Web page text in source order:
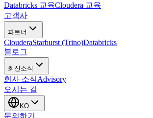
Databricks 교육Cloudera 교육
고객사
파트너
ClouderaStarburst (Trino)Databricks
블로그
최신소식
회사 소식Advisory
오시는 길
KO
문의하기